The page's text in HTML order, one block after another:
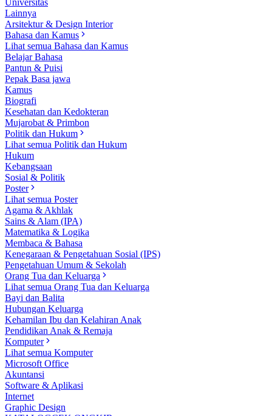
Universitas
Lainnya
Arsitektur & Design Interior
Bahasa dan Kamus
Lihat semua Bahasa dan Kamus
Belajar Bahasa
Pantun & Puisi
Pepak Basa jawa
Kamus
Biografi
Kesehatan dan Kedokteran
Mujarobat & Primbon
Politik dan Hukum
Lihat semua Politik dan Hukum
Hukum
Kebangsaan
Sosial & Politik
Poster
Lihat semua Poster
Agama & Akhlak
Sains & Alam (IPA)
Matematika & Logika
Membaca & Bahasa
Kenegaraan & Pengetahuan Sosial (IPS)
Pengetahuan Umum & Sekolah
Orang Tua dan Keluarga
Lihat semua Orang Tua dan Keluarga
Bayi dan Balita
Hubungan Keluarga
Kehamilan Ibu dan Kelahiran Anak
Pendidikan Anak & Remaja
Komputer
Lihat semua Komputer
Microsoft Office
Akuntansi
Software & Aplikasi
Internet
Graphic Design